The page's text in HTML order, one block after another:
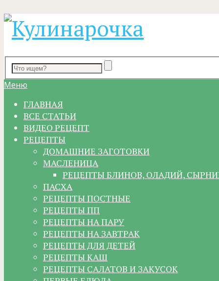
Меню
ГЛАВНАЯ
ВСЕ СТАТЬИ
ВИДЕО РЕЦЕПТ
РЕЦЕПТЫ
ДОМАШНИЕ ЗАГОТОВКИ
МАСЛЕНИЦА
РЕЦЕПТЫ БЛИНОВ, ОЛАДИЙ,
ПАСХА
РЕЦЕПТЫ ПОСТНЫЕ
РЕЦЕПТЫ ПП
РЕЦЕПТЫ НА ПАРУ
РЕЦЕПТЫ НА ЗАВТРАК
РЕЦЕПТЫ ДЛЯ ДЕТЕЙ
РЕЦЕПТЫ КАШ
РЕЦЕПТЫ САЛАТОВ И ЗАКУСОК